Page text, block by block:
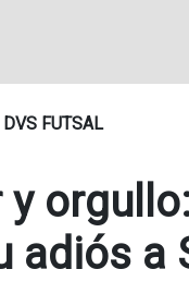
DVS FUTSAL
adiós a